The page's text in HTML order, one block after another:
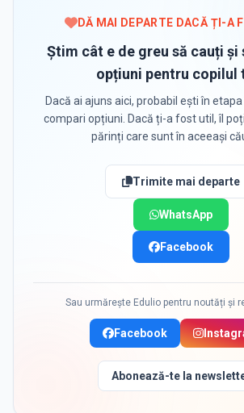
DĂ MAI DEPARTE DACĂ ȚI-A
Știm cât e de greu să cauți și
opțiuni pentru copilul
Dacă ai ajuns aici, probabil ești în
compari opțiuni. Dacă ți-a fost util, îl
părinți care sunt în aceeași
Trimite mai departe
WhatsApp
Facebook
Sau urmărește Edulio pentru noutăți și
Facebook
Abonează-te la